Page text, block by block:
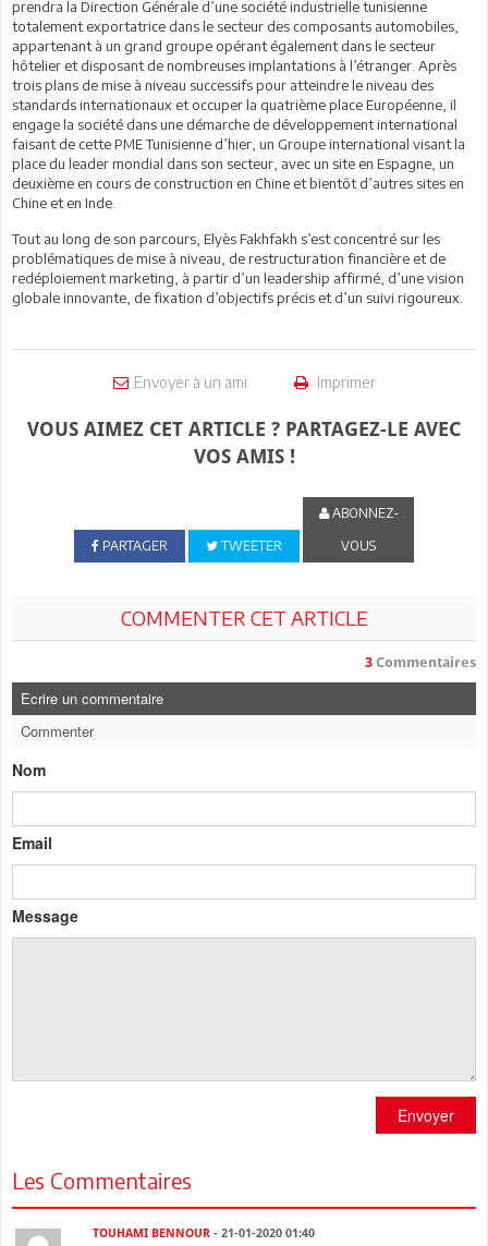
prendra la Direction Générale d’une société industrielle tunisienne
totalement exportatrice dans le secteur des composants automobiles,
appartenant à un grand groupe opérant également dans le secteur
hôtelier et disposant de nombreuses implantations à l’étranger. Après
trois plans de mise à niveau successifs pour atteindre le niveau des
standards internationaux et occuper la quatrième place Européenne, il
engage la société dans une démarche de développement international
faisant de cette PME Tunisienne d’hier, un Groupe international visant la
place du leader mondial dans son secteur, avec un site en Espagne, un
deuxième en cours de construction en Chine et bientôt d’autres sites en
Chine et en Inde.
Tout au long de son parcours, Elyès Fakhfakh s’est concentré sur les
problématiques de mise à niveau, de restructuration financière et de
redéploiement marketing, à partir d’un leadership affirmé, d’une vision
globale innovante, de fixation d’objectifs précis et d’un suivi rigoureux.
Envoyer à un ami Imprimer
VOUS AIMEZ CET ARTICLE ? PARTAGEZ-LE AVEC
VOS AMIS !
PARTAGER TWEETER
ABONNEZ-
VOUS
COMMENTER CET ARTICLE
3 Commentaires
Ecrire un commentaire
Commenter
Nom
Email
Message
Envoyer
Les Commentaires
TOUHAMI BENNOUR - 21-01-2020 01:40